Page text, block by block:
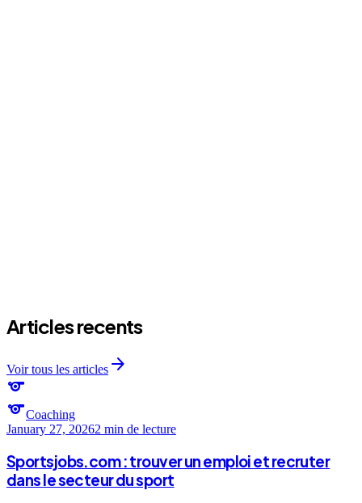
Articles recents
Voir tous les articles arrow_forward
sports
sportsCoaching
January 27, 20262 min de lecture
Sportsjobs.com : trouver un emploi et recruter
dans le secteur du sport